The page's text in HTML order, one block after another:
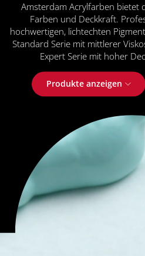
Amsterdam Acrylfarben bietet
Farben und Deckkraft.
hochwertigen, lichtechten
Standard Serie mit mittlerer
Expert Serie mit hoher
Produkte anzeigen